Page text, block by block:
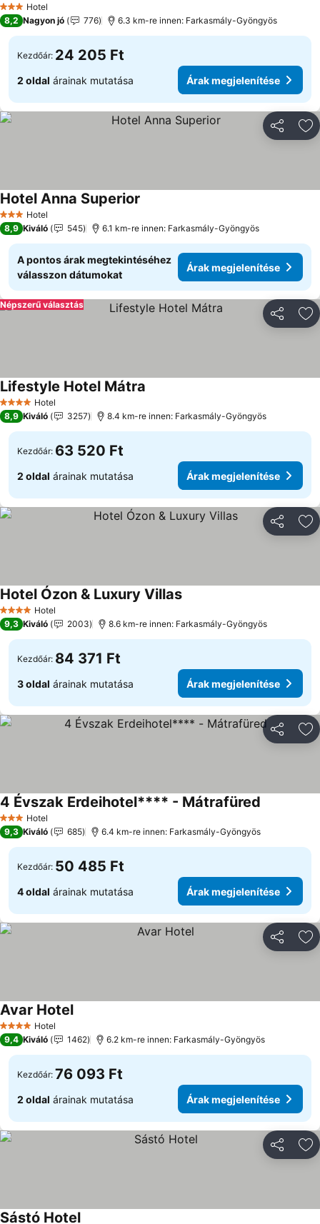
3 Kategória
Hotel
8,2 Nagyon jó 776 6.3 km-re innen: Farkasmály-Gyöngyös
Kezdőár: 24 205 Ft
2 oldal árainak mutatása Árak megjelenítése
3 Kategória
Hotel
Hotel Anna Superior
8,9 Kiváló 545 6.1 km-re innen: Farkasmály-Gyöngyös
A pontos árak megtekintéséhez
válasszon dátumokat
Árak megjelenítése
Népszerű választás
4 KategóriaHotel
Lifestyle Hotel Mátra
8,9 Kiváló 3257 8.4 km-re innen: Farkasmály-Gyöngyös
Kezdőár: 63 520 Ft
2 oldal árainak mutatása Árak megjelenítése
4 KategóriaHotel
Hotel Ózon & Luxury Villas
9,3 Kiváló 2003 8.6 km-re innen: Farkasmály-Gyöngyös
Kezdőár: 84 371 Ft
3 oldal árainak mutatása Árak megjelenítése
3 Kategória
Hotel
4 Évszak Erdeihotel**** - Mátrafüred
9,3 Kiváló 685 6.4 km-re innen: Farkasmály-Gyöngyös
Kezdőár: 50 485 Ft
4 oldal árainak mutatása Árak megjelenítése
4 KategóriaHotel
Avar Hotel
9,4 Kiváló 1462 6.2 km-re innen: Farkasmály-Gyöngyös
Kezdőár: 76 093 Ft
2 oldal árainak mutatása Árak megjelenítése
Sástó Hotel